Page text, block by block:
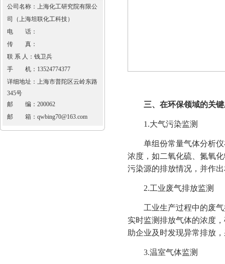
公司名称：上海化工研究院有限公
司（上海坦联化工科技）
电 话：
传 真：
联 系 人：钱卫兵
手 机： 13524774377
详细地址： 上海市普陀区云岭东路
345号
邮 编： 200062
邮 箱： qwbing70@163.com
三、在环保领域的关
1.大气污染监测
单组份常量气体分析仪
浓度，如二氧化硫、氮氧
污染源的排放情况，并作
2.工业废气排放监测
工业生产过程中的废气
实时监测排放气体的浓度
助企业及时发现异常排放
3.温室气体监测